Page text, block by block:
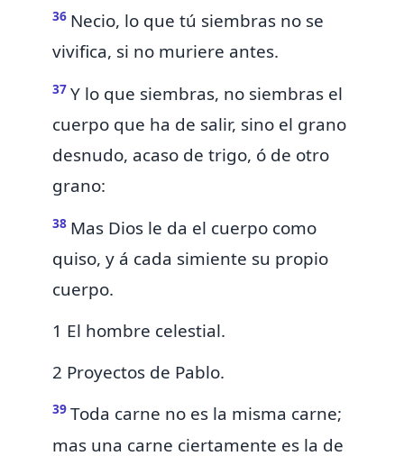
36 Necio, lo que tú siembras no se
vivifica, si no muriere antes.
37 Y lo que siembras, no siembras el
cuerpo que ha de salir, sino el grano
desnudo, acaso de trigo, ó de otro
grano:
38 Mas Dios le da el cuerpo como
quiso, y á cada simiente su propio
cuerpo.
1 El hombre celestial.
2 Proyectos de Pablo.
39 Toda carne no es la misma carne;
mas una carne ciertamente es la de